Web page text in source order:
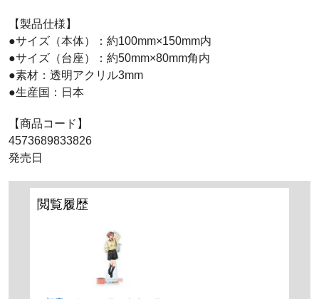
【製品仕様】
●サイズ（本体）：約100mm×150mm内
●サイズ（台座）：約50mm×80mm角内
●素材：透明アクリル3mm
●生産国：日本
【商品コード】
4573689833826
発売日
閲覧履歴